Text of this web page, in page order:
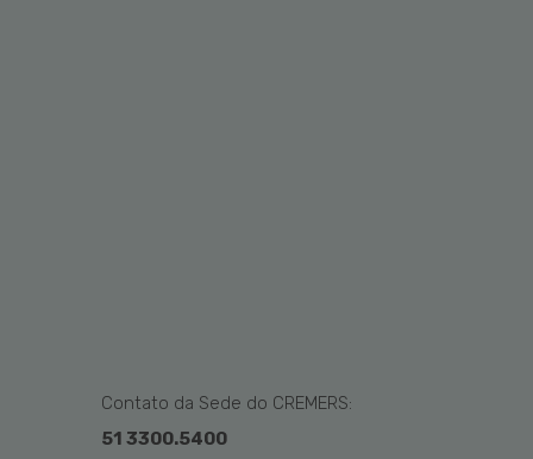
Contato da Sede do CREMERS:
51 3300.5400